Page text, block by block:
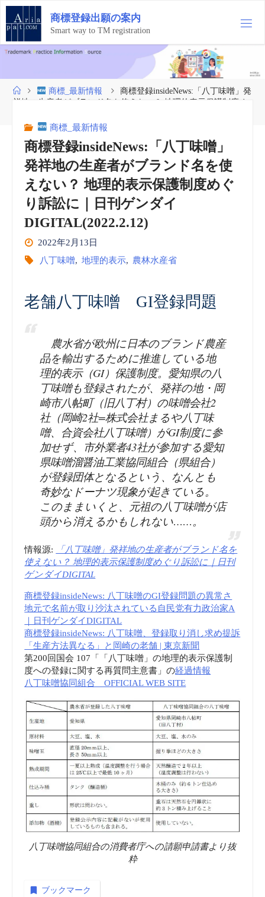
コ
テ
ン
ツ
ス
商標登録出願の案内
Smart way to TM registration
ホ
ー
商標_最新情報
商標登録insideNews:「八丁味噌」発
祥地の生産者がブランド名を使えない？ 地理的表示保護制度め
商標_最新情報
商標登録insideNews:「八丁味噌」
発祥地の生産者がブランド名を使
えない？ 地理的表示保護制度めぐ
り訴訟に｜日刊ゲンダイ
DIGITAL(2022.2.12)
2022年2月13日
八丁味噌, 地理的表示, 農林水産省
老舗八丁味噌 GI登録問題
農水省が欧州に日本のブランド農産
品を輸出するために推進している地
理的表示（GI）保護制度。愛知県の八
丁味噌も登録されたが、発祥の地・岡
崎市八帖町（旧八丁村）の味噌会社2
社（岡崎2社=株式会社まるや八丁味
噌、合資会社八丁味噌）がGI制度に参
加せず、市外業者43社が参加する愛知
県味噌溜醤油工業協同組合（県組合）
が登録団体となるという、なんとも
奇妙なドーナツ現象が起きている。
このままいくと、元祖の八丁味噌が店
頭から消えるかもしれない……。
情報源:
「八丁味噌」発祥地の生産者がブランド名を
使えない？ 地理的表示保護制度めぐり訴訟に｜日刊
ゲンダイDIGITAL
商標登録insideNews: 八丁味噌のGI登録問題の異常さ
地元で名前が取り沙汰されている自民党有力政治家A
｜日刊ゲンダイDIGITAL
商標登録insideNews: 八丁味噌、登録取り消し求め提訴
「生産方法異なる」と岡崎の老舗 | 東京新聞
第200回国会 107「「八丁味噌」の地理的表示保護制
度への登録に関する再質問主意書」の経過情報
八丁味噌協同組合 OFFICIAL WEB SITE
八丁味噌協同組合の消費者庁への請願申請書より抜
粋
ブックマーク